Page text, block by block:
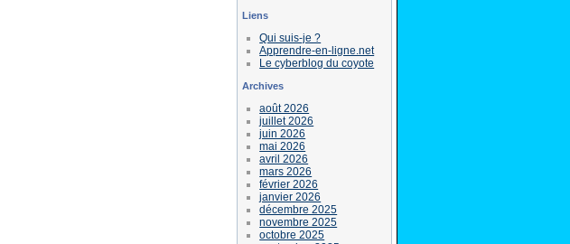
Liens
Qui suis-je ?
Apprendre-en-ligne.net
Le cyberblog du coyote
Archives
août 2026
juillet 2026
juin 2026
mai 2026
avril 2026
mars 2026
février 2026
janvier 2026
décembre 2025
novembre 2025
octobre 2025